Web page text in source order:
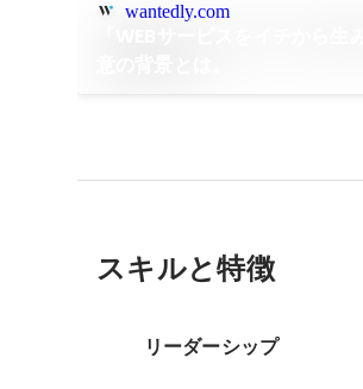
wantedly.com
スキルと特徴
リーダーシップ